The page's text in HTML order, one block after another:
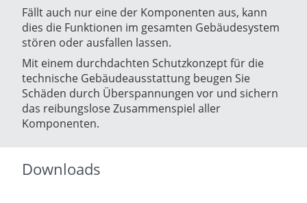
Fällt auch nur eine der Komponenten aus, kann
dies die Funktionen im gesamten Gebäudesystem
stören oder ausfallen lassen.
Mit einem durchdachten Schutzkonzept für die
technische Gebäudeausstattung beugen Sie
Schäden durch Überspannungen vor und sichern
das reibungslose Zusammenspiel aller
Komponenten.
Downloads